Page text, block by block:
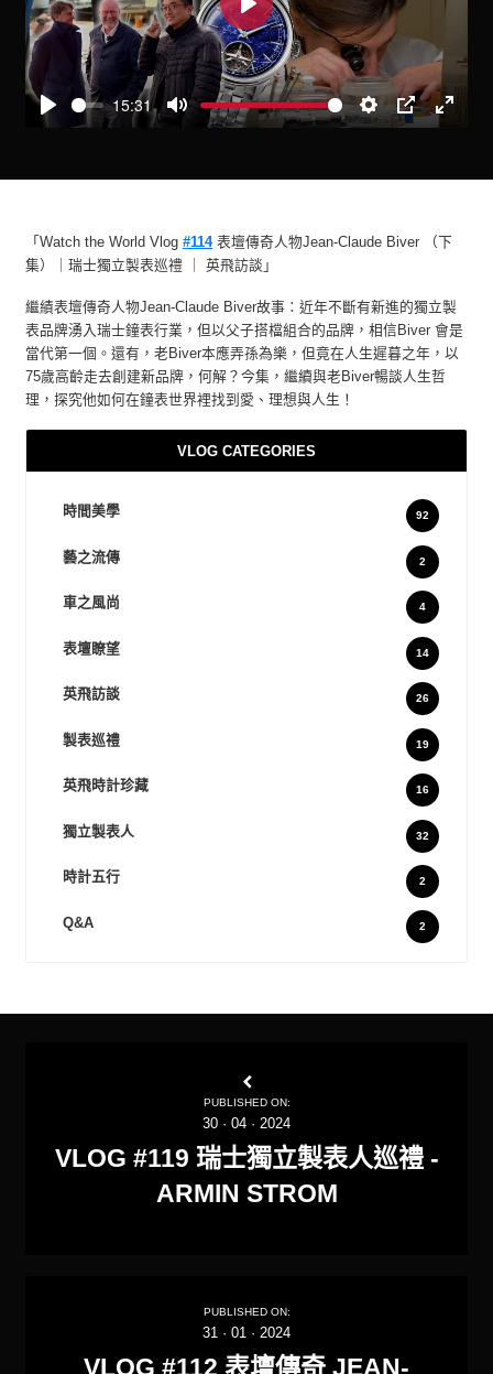
Play
15:31
Mute SettingsPIP
Play
「Watch the World Vlog#114表壇傳奇人物Jean-Claude Biver （下
集）｜瑞士獨立製表巡禮 ｜ 英飛訪談」
繼績表壇傳奇人物Jean-Claude Biver故事：近年不斷有新進的獨立製
表品牌湧入瑞士鐘表行業，但以父子搭檔組合的品牌，相信Biver 會是
當代第一個。還有，老Biver本應弄孫為樂，但竟在人生遲暮之年，以
75歲高齡走去創建新品牌，何解？今集，繼續與老Biver暢談人生哲
理，探究他如何在鐘表世界裡找到愛、理想與人生！
VLOG CATEGORIES
時間美學 92
藝之流傳 2
車之風尚 4
表壇瞭望 14
英飛訪談 26
製表巡禮 19
英飛時計珍藏 16
獨立製表人 32
時計五行 2
Q&A 2
PUBLISHED ON:
30 · 04 · 2024
VLOG #119 瑞士獨立製表人巡禮 -
ARMIN STROM
PUBLISHED ON:
31 · 01 · 2024
VLOG #112 表壇傳奇 JEAN-